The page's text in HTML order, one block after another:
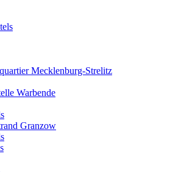
Mecklenburg-Strelitz
Warbende
Granzow